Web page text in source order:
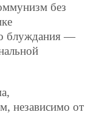
без
блуждания —
независимо от